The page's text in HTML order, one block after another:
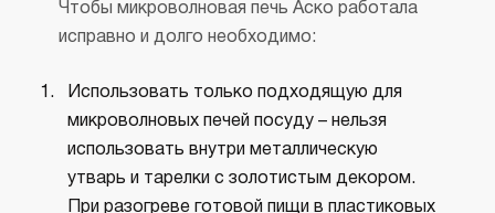
Чтобы микроволновая печь Аско работала
исправно и долго необходимо:
Использовать только подходящую для
микроволновых печей посуду – нельзя
использовать внутри металлическую
утварь и тарелки с золотистым декором.
При разогреве готовой пищи в пластиковых